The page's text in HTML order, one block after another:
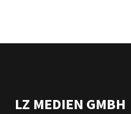
LZ MEDIEN GMBH